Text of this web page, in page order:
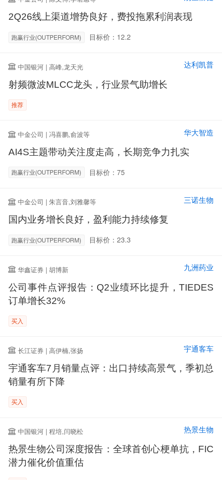
2Q26线上渠道增势良好，费投拖累利润表现
跑赢行业(OUTPERFORM) 目标价：12.2
中国银河 | 高峰,龙天光 达利凯普
射频微波MLCC龙头，行业景气助增长
推荐
中金公司 | 冯喜鹏,俞波等 华大智造
AI4S主题带动关注度走高，长期竞争力扎实
跑赢行业(OUTPERFORM) 目标价：75
中金公司 | 朱言音,刘雅馨等 三诺生物
国内业务增长良好，盈利能力持续修复
跑赢行业(OUTPERFORM) 目标价：23.3
华鑫证券 | 胡博新 九洲药业
公司事件点评报告：Q2业绩环比提升，TIEDES
订单增长32%
买入
长江证券 | 高伊楠,张扬 宇通客车
宇通客车7月销量点评：出口持续高景气，季初总
销量有所下降
买入
中国银河 | 程培,闫晓松 热景生物
热景生物公司深度报告：全球首创心梗单抗，FIC
潜力催化价值重估